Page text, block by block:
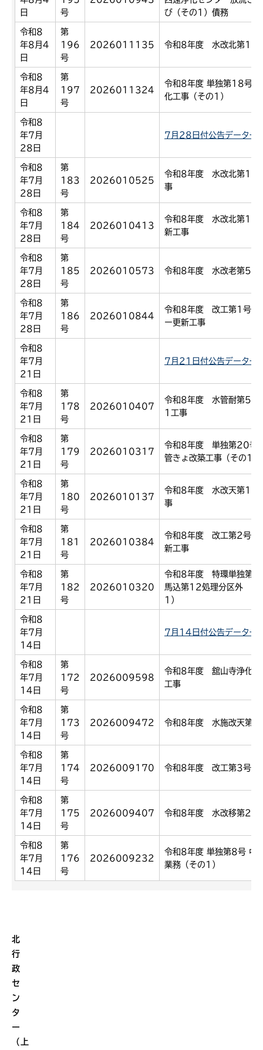
日
号
び（その1）債務
令和8
年8月4
日
第
196
号
2026011135 令和8年度 水改北第14
令和8
年8月4
日
第
197
号
2026011324
令和8年度 単独第18号
化工事（その1）
令和8
年7月
28日
7月28日付公告データ
令和8
年7月
28日
第
183
号
2026010525
令和8年度 水改北第15
事
令和8
年7月
28日
第
184
号
2026010413
令和8年度 水改北第13
新工事
令和8
年7月
28日
第
185
号
2026010573 令和8年度 水改老第5号
令和8
年7月
28日
第
186
号
2026010844
令和8年度 改工第1号 大
ー更新工事
令和8
年7月
21日
7月21日付公告データ
令和8
年7月
21日
第
178
号
2026010407
令和8年度 水管耐第5号
1工事
令和8
年7月
21日
第
179
号
2026010317
令和8年度 単独第20号
管きょ改築工事（その1）
令和8
年7月
21日
第
180
号
2026010137
令和8年度 水改天第1号
事
令和8
年7月
21日
第
181
号
2026010384
令和8年度 改工第2号 大
新工事
令和8
年7月
21日
第
182
号
2026010320
令和8年度 特環単独第1
馬込第12処理分区外 マ
1）
令和8
年7月
14日
7月14日付公告データ
令和8
年7月
14日
第
172
号
2026009598
令和8年度 舘山寺浄化セ
工事
令和8
年7月
14日
第
173
号
2026009472 令和8年度 水施改天第2
令和8
年7月
14日
第
174
号
2026009170 令和8年度 改工第3号 大
令和8
年7月
14日
第
175
号
2026009407 令和8年度 水改移第2号
令和8
年7月
14日
第
176
号
2026009232
令和8年度 単独第8号 中
業務（その1）
北
行
政
セ
ン
タ
ー
（上